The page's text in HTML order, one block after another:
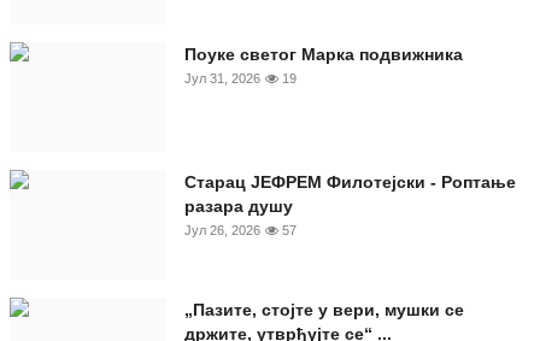
Поуке светог Марка подвижника
Јул 31, 2026 19
Старац ЈЕФРЕМ Филотејски - Роптање
разара душу
Јул 26, 2026 57
„Пазите, стојте у вери, мушки се
држите, утврђујте се“ ...